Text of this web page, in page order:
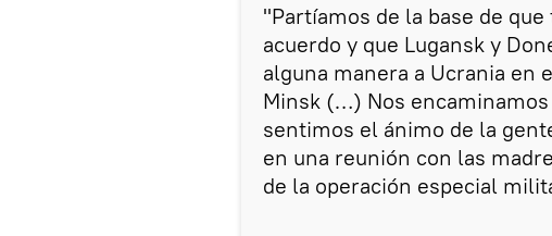
"Partíamos de la base de
acuerdo y que Lugansk y
alguna manera a Ucrania en
Minsk (…) Nos
sentimos el ánimo de la
en una reunión con las
de la operación especial